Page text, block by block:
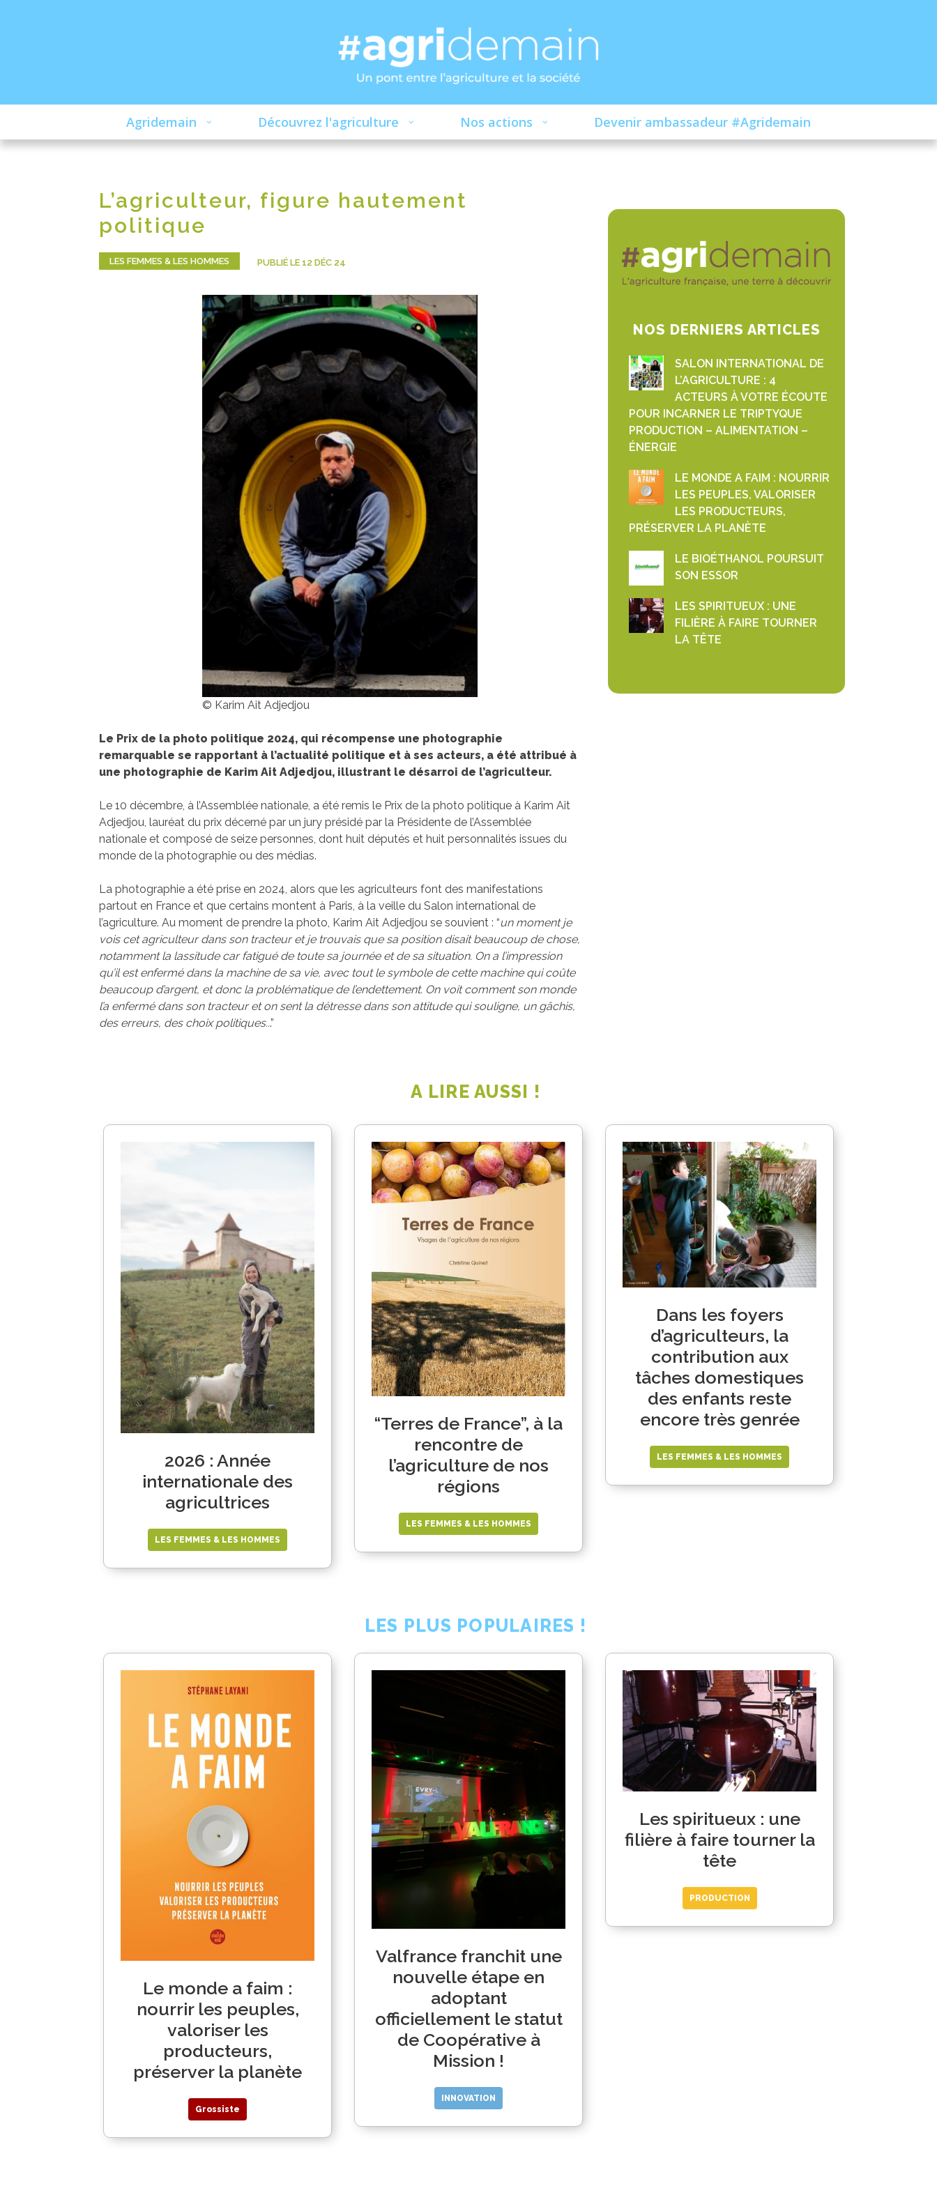
Agridemain Découvrez l'agriculture Nos actions Devenir ambassadeur #Agridemain
L’agriculteur, figure hautement
politique
LES FEMMES & LES HOMMES PUBLIÉ LE 12 DÉC 24
© Karim Ait Adjedjou
Le Prix de la photo politique 2024, qui récompense une photographie
remarquable se rapportant à l’actualité politique et à ses acteurs, a été attribué à
une photographie de Karim Ait Adjedjou, illustrant le désarroi de l’agriculteur.
Le 10 décembre, à l’Assemblée nationale, a été remis le Prix de la photo politique à Karim Ait
Adjedjou, lauréat du prix décerné par un jury présidé par la Présidente de l’Assemblée
nationale et composé de seize personnes, dont huit députés et huit personnalités issues du
monde de la photographie ou des médias.
La photographie a été prise en 2024, alors que les agriculteurs font des manifestations
partout en France et que certains montent à Paris, à la veille du Salon international de
l’agriculture. Au moment de prendre la photo, Karim Ait Adjedjou se souvient : “un moment je
vois cet agriculteur dans son tracteur et je trouvais que sa position disait beaucoup de chose,
notamment la lassitude car fatigué de toute sa journée et de sa situation. On a l’impression
qu’il est enfermé dans la machine de sa vie, avec tout le symbole de cette machine qui coûte
beaucoup d’argent, et donc la problématique de l’endettement. On voit comment son monde
l’a enfermé dans son tracteur et on sent la détresse dans son attitude qui souligne, un gâchis,
des erreurs, des choix politiques...”
NOS DERNIERS ARTICLES
SALON INTERNATIONAL DE
L’AGRICULTURE : 4
ACTEURS À VOTRE ÉCOUTE
POUR INCARNER LE TRIPTYQUE
PRODUCTION – ALIMENTATION –
ÉNERGIE
LE MONDE A FAIM : NOURRIR
LES PEUPLES, VALORISER
LES PRODUCTEURS,
PRÉSERVER LA PLANÈTE
LE BIOÉTHANOL POURSUIT
SON ESSOR
LES SPIRITUEUX : UNE
FILIÈRE À FAIRE TOURNER
LA TÊTE
A LIRE AUSSI !
2026 : Année
internationale des
agricultrices
LES FEMMES & LES HOMMES
“Terres de France”, à la
rencontre de
l’agriculture de nos
régions
LES FEMMES & LES HOMMES
Dans les foyers
d’agriculteurs, la
contribution aux
tâches domestiques
des enfants reste
encore très genrée
LES FEMMES & LES HOMMES
LES PLUS POPULAIRES !
Le monde a faim :
nourrir les peuples,
valoriser les
producteurs,
préserver la planète
Grossiste
Valfrance franchit une
nouvelle étape en
adoptant
officiellement le statut
de Coopérative à
Mission !
INNOVATION
Les spiritueux : une
filière à faire tourner la
tête
PRODUCTION